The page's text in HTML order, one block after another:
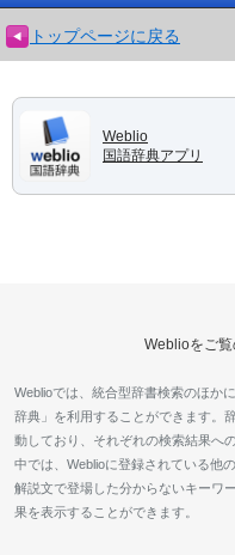
トップページに戻る
Weblio
国語辞典アプリ
Weblioをご
Weblioでは、統合型辞書検索のほか
辞典」を利用することができます。
動しており、それぞれの検索結果へ
中では、Weblioに登録されている他
解説文で登場した分からないキーワ
果を表示することができます。